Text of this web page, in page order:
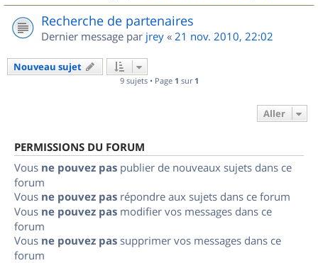
Recherche de partenaires
Dernier message par jrey « 21 nov. 2010, 22:02
Nouveau sujet
9 sujets • Page 1 sur 1
Aller
PERMISSIONS DU FORUM
Vous ne pouvez pas publier de nouveaux sujets dans ce
forum
Vous ne pouvez pas répondre aux sujets dans ce forum
Vous ne pouvez pas modifier vos messages dans ce
forum
Vous ne pouvez pas supprimer vos messages dans ce
forum